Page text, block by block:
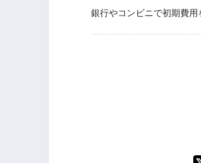
銀行やコンビニで初期費用